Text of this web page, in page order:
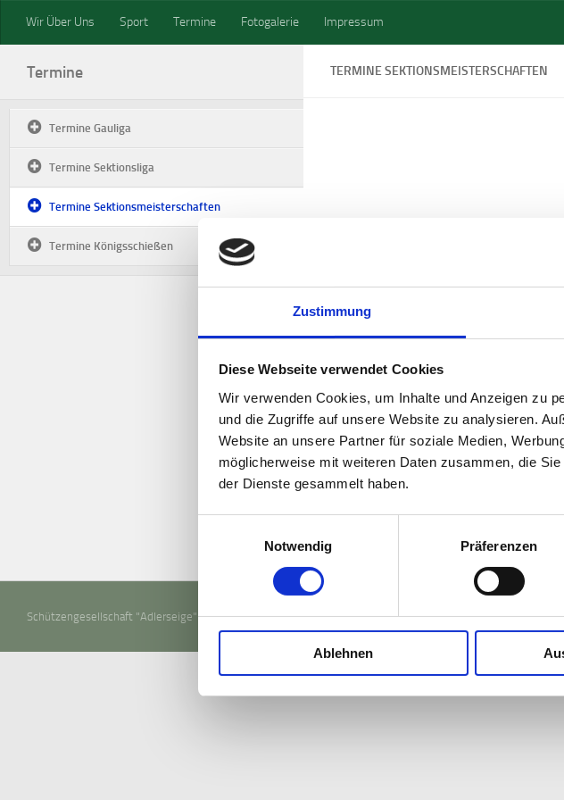
Zustimmung
Diese Webseite verwendet Cookies
Wir verwenden Cookies, um Inhalte und Anzeigen zu
und die Zugriffe auf unsere Website zu analysieren.
Website an unsere Partner für soziale Medien,
möglicherweise mit weiteren Daten zusammen, die
der Dienste gesammelt haben.
Notwendig
Präferenzen
Ablehnen
Zum Inhalt springen
Wir Über Uns Sport Termine Fotogalerie Impressum
TERMINE SEKTIONSMEISTERSCHAFTEN
Termine
Termine Gauliga
Termine Sektionsliga
Termine Sektionsmeisterschaften
Termine Königsschießen
Schützengesellschaft "Adlerseige" Tegernheim e.V. © 2026. Alle Rechte vorbehalten.